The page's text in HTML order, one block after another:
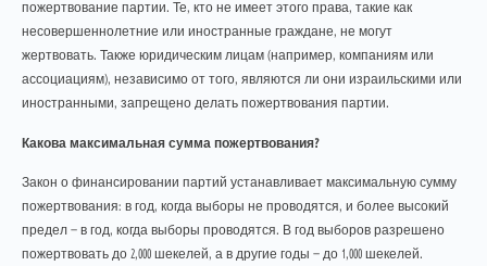
пожертвование партии. Те, кто не имеет этого права, такие как
несовершеннолетние или иностранные граждане, не могут
жертвовать. Также юридическим лицам (например, компаниям или
ассоциациям), независимо от того, являются ли они израильскими или
иностранными, запрещено делать пожертвования партии.
Какова максимальная сумма пожертвования?
Закон о финансировании партий устанавливает максимальную сумму
пожертвования: в год, когда выборы не проводятся, и более высокий
предел — в год, когда выборы проводятся. В год выборов разрешено
пожертвовать до 2,000 шекелей, а в другие годы — до 1,000 шекелей.